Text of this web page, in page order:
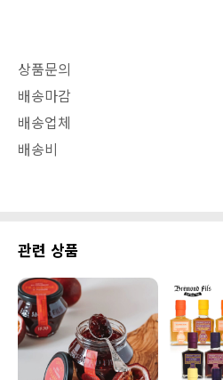
상품문의
배송마감
배송업체
배송비
관련 상품